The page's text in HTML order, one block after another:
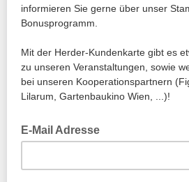
informieren Sie gerne über unser
Bonusprogramm.
Mit der Herder-Kundenkarte gibt es
zu unseren Veranstaltungen, sowie
bei unseren Kooperationspartnern
Lilarum, Gartenbaukino Wien, ...)!
E-Mail Adresse